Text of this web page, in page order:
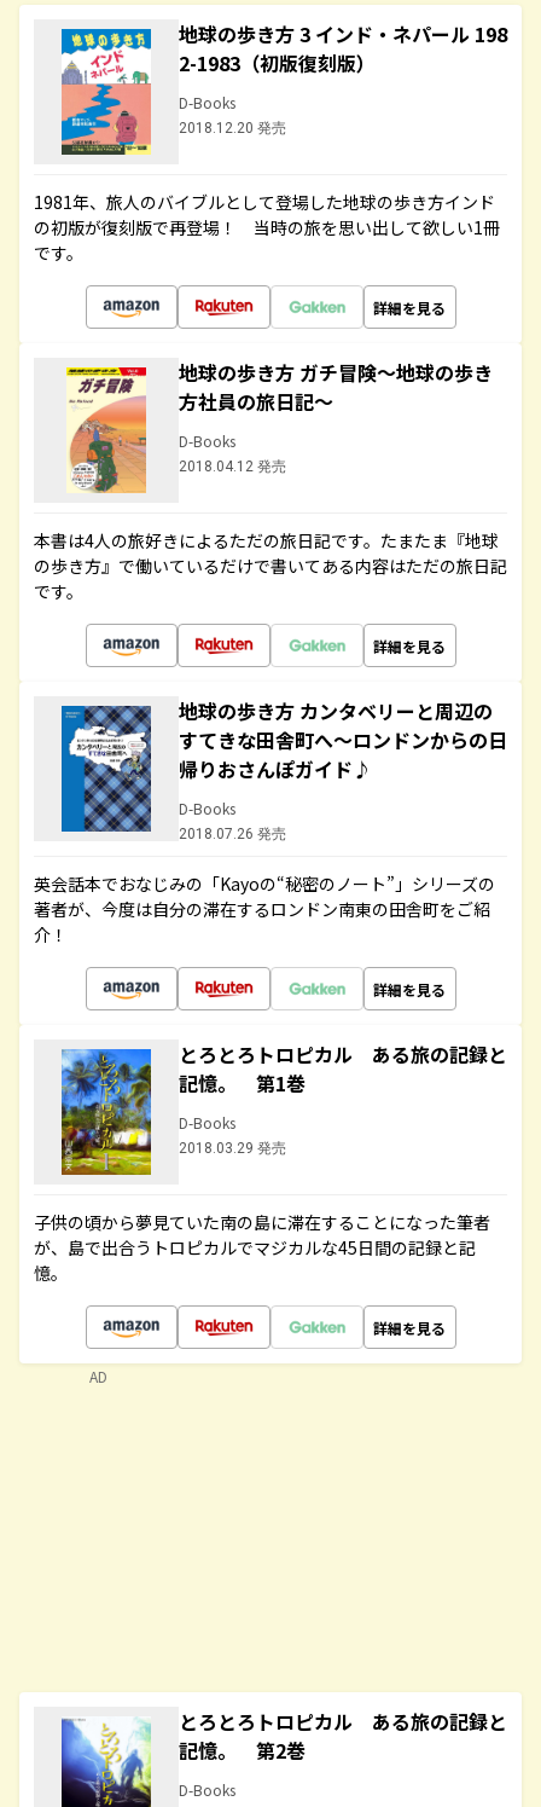
地球の歩き方 3 インド・ネパール 198
2-1983（初版復刻版）
D-Books
2018.12.20 発売
1981年、旅人のバイブルとして登場した地球の歩き方インド
の初版が復刻版で再登場！ 当時の旅を思い出して欲しい1冊
です。
詳細を見る
地球の歩き方 ガチ冒険～地球の歩き
方社員の旅日記～
D-Books
2018.04.12 発売
本書は4人の旅好きによるただの旅日記です。たまたま『地球
の歩き方』で働いているだけで書いてある内容はただの旅日記
です。
詳細を見る
地球の歩き方 カンタベリーと周辺の
すてきな田舎町へ～ロンドンからの日
帰りおさんぽガイド♪
D-Books
2018.07.26 発売
英会話本でおなじみの「Kayoの“秘密のノート”」シリーズの
著者が、今度は自分の滞在するロンドン南東の田舎町をご紹
介！
詳細を見る
とろとろトロピカル ある旅の記録と
記憶。 第1巻
D-Books
2018.03.29 発売
子供の頃から夢見ていた南の島に滞在することになった筆者
が、島で出合うトロピカルでマジカルな45日間の記録と記
憶。
詳細を見る
とろとろトロピカル ある旅の記録と
記憶。 第2巻
D-Books
AD